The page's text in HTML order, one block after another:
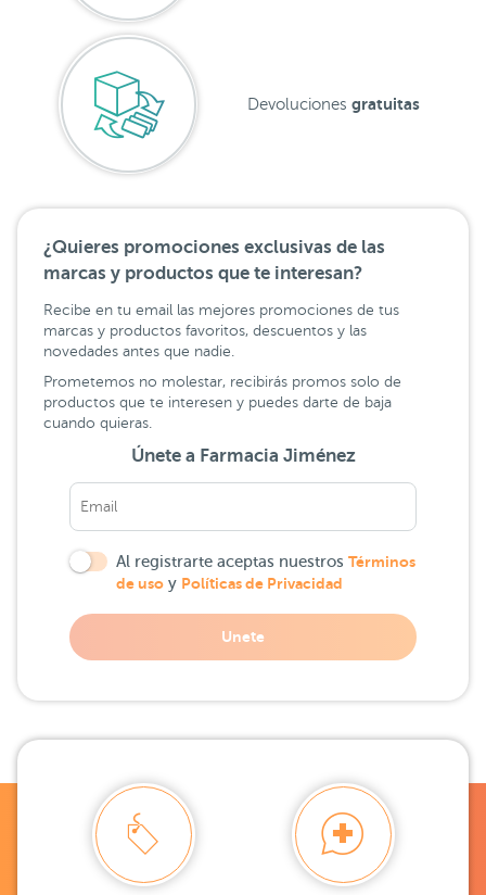
Devoluciones gratuitas
¿Quieres promociones exclusivas de las
marcas y productos que te interesan?
Recibe en tu email las mejores promociones de tus
marcas y productos favoritos, descuentos y las
novedades antes que nadie.
Prometemos no molestar, recibirás promos solo de
productos que te interesen y puedes darte de baja
cuando quieras.
Únete a Farmacia Jiménez
Al registrarte aceptas nuestros Términos
de uso y Políticas de Privacidad
Unete